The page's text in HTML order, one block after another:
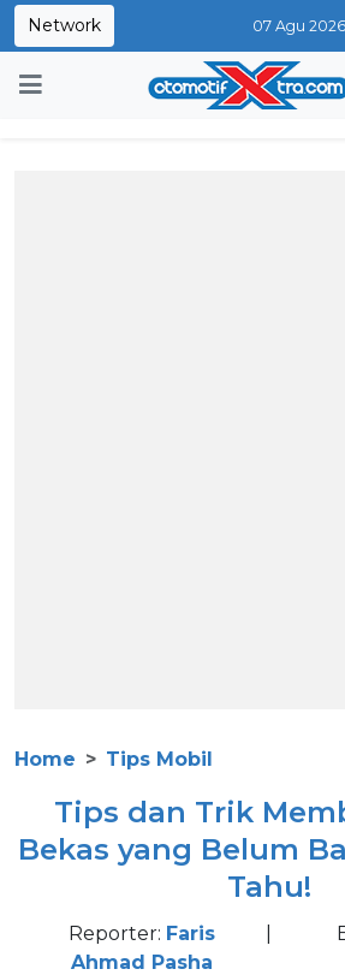
Network 07 Agu 2026
Home Tips Mobil
Tips dan Trik
Bekas yang Belum
Tahu!
Reporter: Faris
Ahmad Pasha